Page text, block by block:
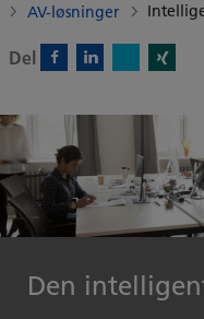
AV-løsninger
Del
Den